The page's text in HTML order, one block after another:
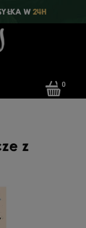
W24H
z